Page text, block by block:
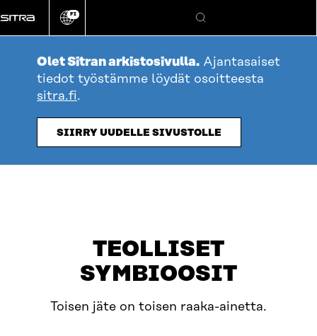
suoraan
sisältöön
Vaihda
kieli
FI
Hae
Olet Sitran arkistosivulla. Ajantasaiset
tiedot työstämme löydät osoitteesta
sitra.fi.
SIIRRY UUDELLE SIVUSTOLLE
TEOLLISET
SYMBIOOSIT
Toisen jäte on toisen raaka-ainetta.
table_of_contents